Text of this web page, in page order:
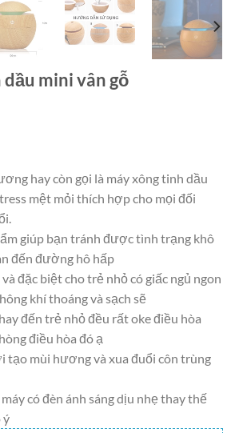
mini vân gỗ
hay còn gọi là máy xông tinh dầu
mệt mỏi thích hợp cho mọi đối
giúp bạn tránh được tình trạng khô
đến đường hô hấp
đặc biệt cho trẻ nhỏ có giấc ngủ ngon
khí thoáng và sạch sẽ
đến trẻ nhỏ đều rất oke điều hòa
điều hòa đó ạ
tạo mùi hương và xua đuổi côn trùng
có đèn ánh sáng dịu nhẹ thay thế
ý